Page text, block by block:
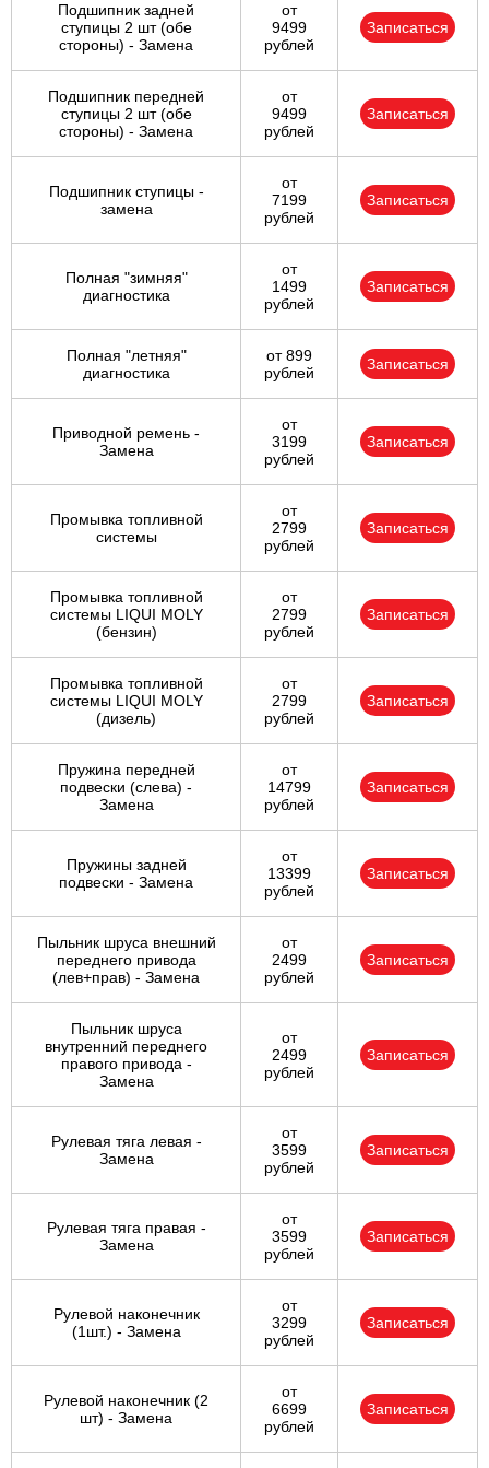
Подшипник задней
ступицы 2 шт (обе
стороны) - Замена
от
9499
рублей
Записаться
Подшипник передней
ступицы 2 шт (обе
стороны) - Замена
от
9499
рублей
Записаться
Подшипник ступицы -
замена
от
7199
рублей
Записаться
Полная "зимняя"
диагностика
от
1499
рублей
Записаться
Полная "летняя"
диагностика
от 899
рублей
Записаться
Приводной ремень -
Замена
от
3199
рублей
Записаться
Промывка топливной
системы
от
2799
рублей
Записаться
Промывка топливной
системы LIQUI MOLY
(бензин)
от
2799
рублей
Записаться
Промывка топливной
системы LIQUI MOLY
(дизель)
от
2799
рублей
Записаться
Пружина передней
подвески (слева) -
Замена
от
14799
рублей
Записаться
Пружины задней
подвески - Замена
от
13399
рублей
Записаться
Пыльник шруса внешний
переднего привода
(лев+прав) - Замена
от
2499
рублей
Записаться
Пыльник шруса
внутренний переднего
правого привода -
Замена
от
2499
рублей
Записаться
Рулевая тяга левая -
Замена
от
3599
рублей
Записаться
Рулевая тяга правая -
Замена
от
3599
рублей
Записаться
Рулевой наконечник
(1шт.) - Замена
от
3299
рублей
Записаться
Рулевой наконечник (2
шт) - Замена
от
6699
рублей
Записаться